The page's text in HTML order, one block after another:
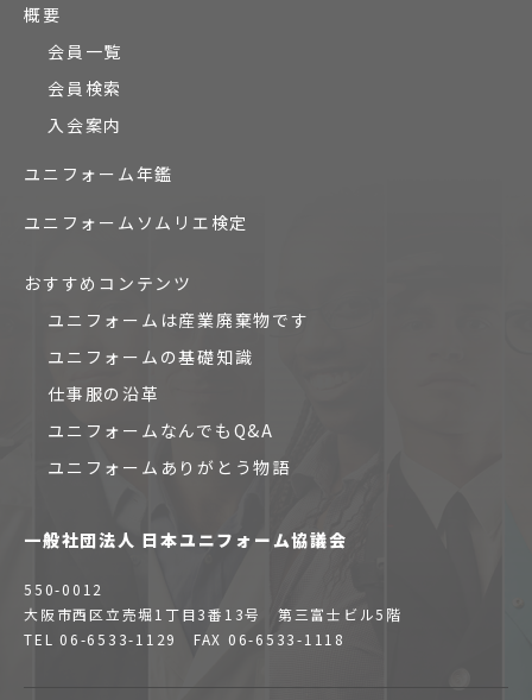
概要
会員一覧
会員検索
入会案内
ユニフォーム年鑑
ユニフォームソムリエ検定
おすすめコンテンツ
ユニフォームは産業廃棄物です
ユニフォームの基礎知識
仕事服の沿革
ユニフォームなんでもQ&A
ユニフォームありがとう物語
一般社団法人 日本ユニフォーム協議会
550-0012
大阪市西区立売堀1丁目3番13号 第三富士ビル5階
TEL 06-6533-1129 FAX 06-6533-1118